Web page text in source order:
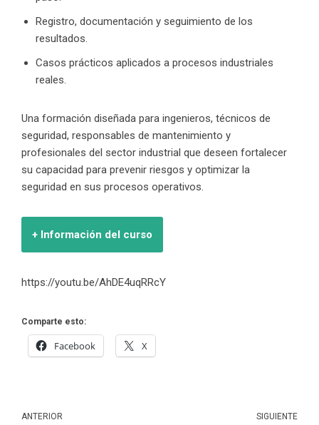
Registro, documentación y seguimiento de los
resultados.
Casos prácticos aplicados a procesos industriales
reales.
Una formación diseñada para ingenieros, técnicos de
seguridad, responsables de mantenimiento y
profesionales del sector industrial que deseen fortalecer
su capacidad para prevenir riesgos y optimizar la
seguridad en sus procesos operativos.
+ Información del curso
https://youtu.be/AhDE4uqRRcY
Comparte esto:
Facebook X
ANTERIOR SIGUIENTE